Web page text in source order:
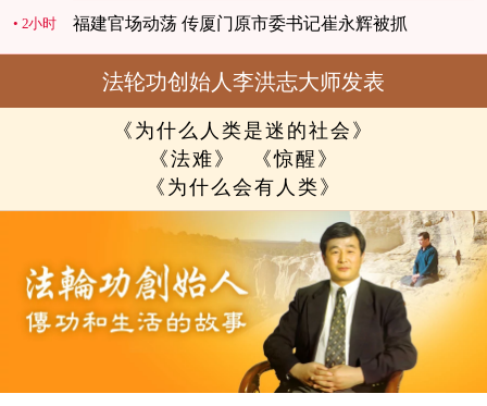
2小时 福建官场动荡 传厦门原市委书记崔永辉被抓
法轮功创始人李洪志大师发表
《为什么人类是迷的社会》
《法难》
《惊醒》
《为什么会有人类》